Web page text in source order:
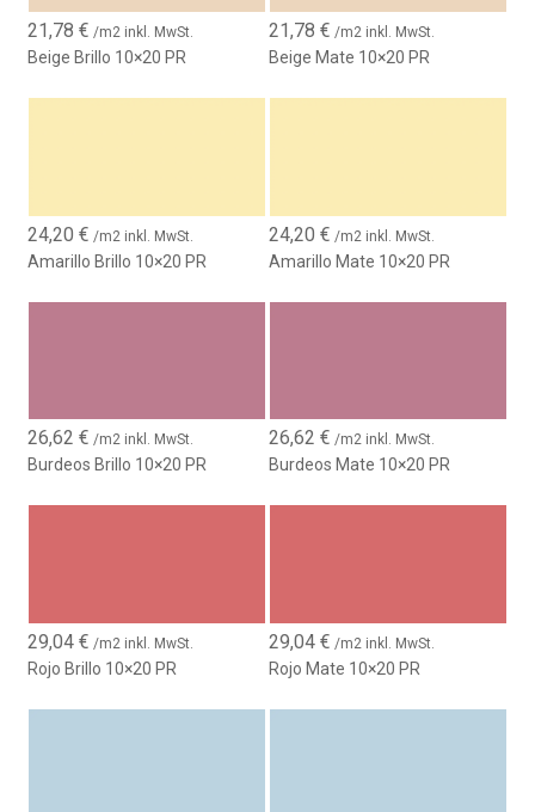
21,78€ /m2 inkl. MwSt.
Beige Brillo 10×20 PR
21,78 € /m2 inkl. MwSt.
Beige Mate 10×20 PR
24,20€ /m2 inkl. MwSt.
Amarillo Brillo 10×20 PR
24,20 € /m2 inkl. MwSt.
Amarillo Mate 10×20 PR
26,62€ /m2 inkl. MwSt.
Burdeos Brillo 10×20 PR
26,62 € /m2 inkl. MwSt.
Burdeos Mate 10×20 PR
29,04€ /m2 inkl. MwSt.
Rojo Brillo 10×20 PR
29,04 € /m2 inkl. MwSt.
Rojo Mate 10×20 PR